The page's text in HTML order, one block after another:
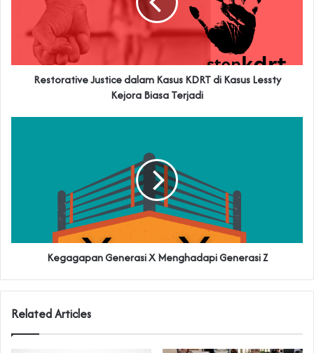
Restorative Justice dalam Kasus KDRT di Kasus Lessty
Kejora Biasa Terjadi
Kegagapan Generasi X Menghadapi Generasi Z
Related Articles